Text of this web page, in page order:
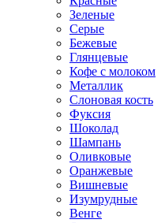
Зеленые
Серые
Бежевые
Глянцевые
Кофе с молоком
Металлик
Слоновая кость
Фуксия
Шоколад
Шампань
Оливковые
Оранжевые
Вишневые
Изумрудные
Венге